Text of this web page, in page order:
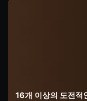
16개 이상의 도전적